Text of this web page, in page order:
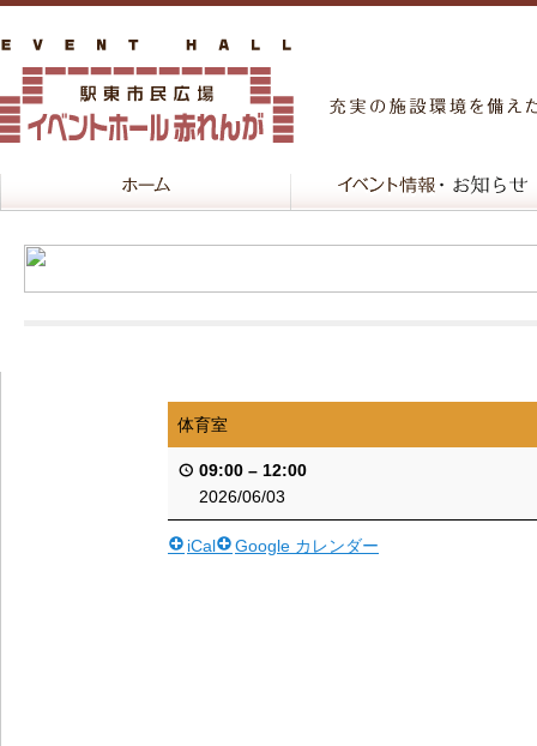
体育室
09:00 – 12:00
2026/06/03
iCal Google カレンダー